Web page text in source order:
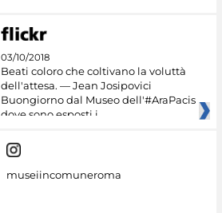
03/10/2018
Beati coloro che coltivano la voluttà
dell'attesa. — Jean Josipovici
Buongiorno dal Museo dell'#AraPacis
dove sono esposti i
museiincomuneroma